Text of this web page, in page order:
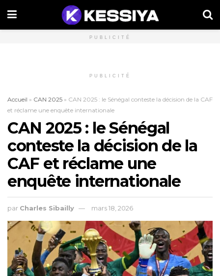
PUBLICITÉ
PUBLICITÉ
Accueil » CAN 2025 » CAN 2025 : le Sénégal conteste la décision de la CAF
et réclame une enquête internationale
CAN 2025 : le Sénégal
conteste la décision de la
CAF et réclame une
enquête internationale
par Charles Sibailly mars 18, 2026